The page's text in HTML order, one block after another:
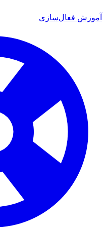
فعال‌سازی